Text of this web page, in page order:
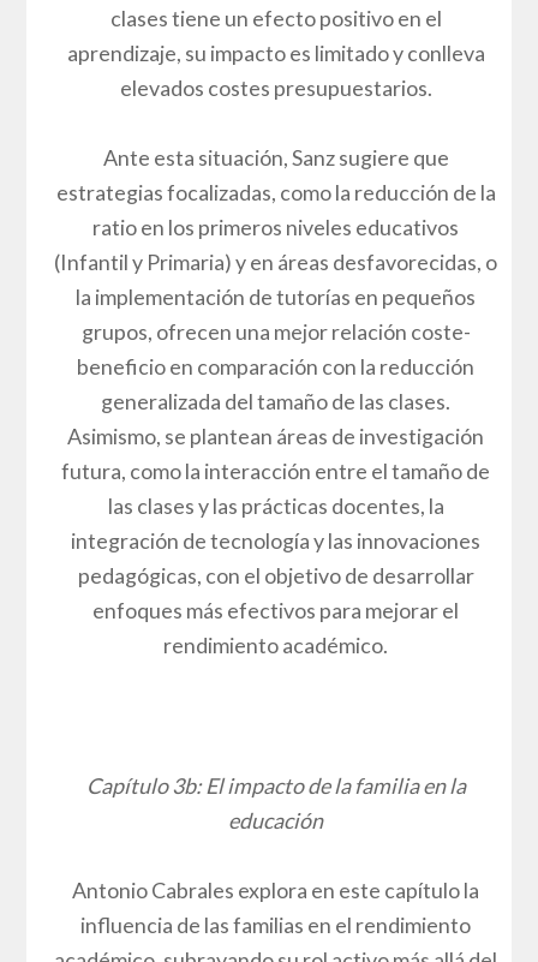
clases tiene un efecto positivo en el
aprendizaje, su impacto es limitado y conlleva
elevados costes presupuestarios.
Ante esta situación, Sanz sugiere que
estrategias focalizadas, como la reducción de la
ratio en los primeros niveles educativos
(Infantil y Primaria) y en áreas desfavorecidas, o
la implementación de tutorías en pequeños
grupos, ofrecen una mejor relación coste-
beneficio en comparación con la reducción
generalizada del tamaño de las clases.
Asimismo, se plantean áreas de investigación
futura, como la interacción entre el tamaño de
las clases y las prácticas docentes, la
integración de tecnología y las innovaciones
pedagógicas, con el objetivo de desarrollar
enfoques más efectivos para mejorar el
rendimiento académico.
Capítulo 3b: El impacto de la familia en la
educación
Antonio Cabrales explora en este capítulo la
influencia de las familias en el rendimiento